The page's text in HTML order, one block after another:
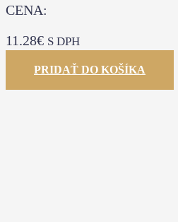
CENA:
11.28€ S DPH
PRIDAŤ DO KOŠÍKA